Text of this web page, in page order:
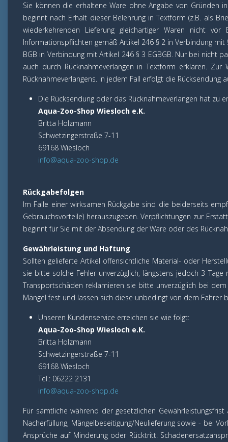
Sie können die erhaltene Ware ohne Angabe von Gründen
beginnt nach Erhalt dieser Belehrung in Textform (z.B. als
wiederkehrenden Lieferung gleichartiger Waren nicht
Informationspflichten gemäß Artikel 246 § 2 in Verbindung
BGB in Verbindung mit Artikel 246 § 3 EGBGB. Nur bei nicht
auch durch Rücknahmeverlangen in Textform erklären.
Rücknahmeverlangens. In jedem Fall erfolgt die Rücksendung
Die Rücksendung oder das Rücknahmeverlangen hat zu
Aqua-Zoo-Shop Wiesloch e.K.
Britta Holzmann
Schwetzingerstraße 7-11
69168 Wiesloch
info@aqua-zoo-shop.de
Rückgabefolgen
Im Falle einer wirksamen Rückgabe sind die beiderseits
Gebrauchsvorteile) herauszugeben. Verpflichtungen zur
beginnt für Sie mit der Absendung der Ware oder des
Gewährleistung und Haftung
Sollten gelieferte Artikel offensichtliche Material- oder
sie bitte solche Fehler unverzüglich, längstens jedoch 3
Transportschäden reklamieren sie bitte unverzüglich bei
Mängel fest und lassen sich diese unbedingt von dem Fahrer
Unseren Kundenservice erreichen sie wie folgt:
Aqua-Zoo-Shop Wiesloch e.K.
Britta Holzmann
Schwetzingerstraße 7-11
69168 Wiesloch
Tel.: 06222 2131
info@aqua-zoo-shop.de
Für sämtliche während der gesetzlichen
Nacherfüllung, Mängelbeseitigung/Neulieferung sowie - bei
Ansprüche auf Minderung oder Rücktritt.